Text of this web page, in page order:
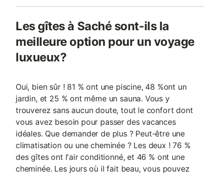
Les gîtes à Saché sont-ils la
meilleure option pour un voyage
luxueux?
Oui, bien sûr ! 81 % ont une piscine, 48 %ont un
jardin, et 25 % ont même un sauna. Vous y
trouverez sans aucun doute, tout le confort dont
vous avez besoin pour passer des vacances
idéales. Que demander de plus ? Peut-être une
climatisation ou une cheminée ? Les deux ! 76 %
des gîtes ont l'air conditionné, et 46 % ont une
cheminée. Les jours où il fait beau, vous pouvez